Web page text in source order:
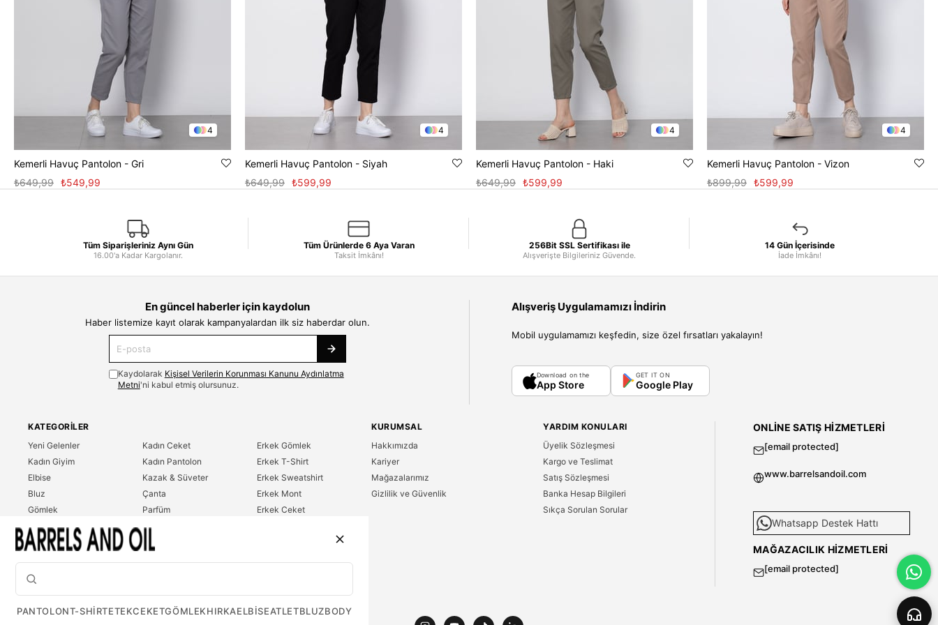
4
Kemerli Havuç Pantolon - Gri
₺549,99
₺649,99
4
Kemerli Havuç Pantolon - Siyah
₺599,99
₺649,99
4
Kemerli Havuç Pantolon - Haki
₺599,99
₺649,99
4
Kemerli Havuç Pantolon - Vizon
₺599,99
₺899,99
Tüm Siparişleriniz Aynı Gün
16.00'a Kadar Kargolanır.
Tüm Ürünlerde 6 Aya Varan
Taksit İmkânı!
256Bit SSL Sertifikası ile
Alışverişte Bilgileriniz Güvende.
14 Gün İçerisinde
İade İmkânı!
En güncel haberler için kaydolun
Haber listemize kayıt olarak kampanyalardan ilk siz haberdar olun.
Kaydolarak Kişisel Verilerin Korunması Kanunu Aydınlatma
Metni'ni kabul etmiş olursunuz.
Alışveriş Uygulamamızı İndirin
Mobil uygulamamızı keşfedin, size özel fırsatları yakalayın!
Download on the
App Store
GET IT ON
Google Play
KATEGORILER
Yeni Gelenler
Kadın Giyim
Elbise
Bluz
Gömlek
T-Shirt
Sweatshirt
Kadın Ceket
Kadın Pantolon
Kazak & Süveter
Çanta
Parfüm
Erkek Giyim
Erkek Gömlek
Erkek T-Shirt
Erkek Sweatshirt
Erkek Mont
Erkek Ceket
KURUMSAL
Hakkımızda
Kariyer
Mağazalarımız
Gizlilik ve Güvenlik
YARDIM KONULARI
Üyelik Sözleşmesi
Kargo ve Teslimat
Satış Sözleşmesi
Banka Hesap Bilgileri
Sıkça Sorulan Sorular
ONLINE SATIŞ HIZMETLERI
[email protected]
www.barrelsandoil.com
Whatsapp Destek Hattı
MAĞAZACILIK HIZMETLERI
[email protected]
PANTOLONT-SHIRTETEKCEKETGÖMLEKHIRKAELBISEATLETBLUZBODY